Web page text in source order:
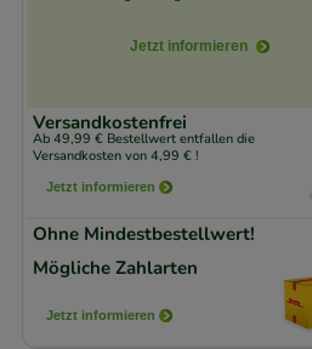
Jetzt informieren
Versandkostenfrei
Ab 49,99 € Bestellwert entfallen die
Versandkosten von 4,99 € !
Jetzt informieren
Ohne Mindestbestellwert!
Mögliche Zahlarten
Jetzt informieren